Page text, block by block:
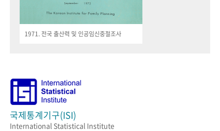
1971. 전국 출산력 및 인공임신중절조사
국제통계기구(ISI)
International Statistical Institute